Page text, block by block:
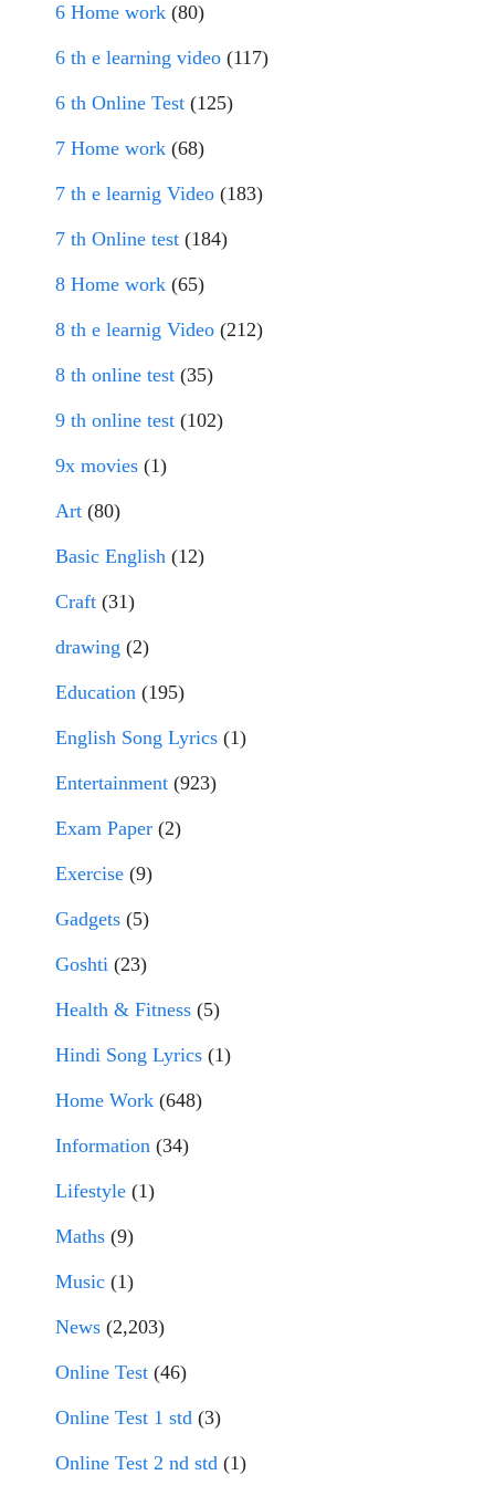
6 Home work (80)
6 th e learning video (117)
6 th Online Test (125)
7 Home work (68)
7 th e learnig Video (183)
7 th Online test (184)
8 Home work (65)
8 th e learnig Video (212)
8 th online test (35)
9 th online test (102)
9x movies (1)
Art (80)
Basic English (12)
Craft (31)
drawing (2)
Education (195)
English Song Lyrics (1)
Entertainment (923)
Exam Paper (2)
Exercise (9)
Gadgets (5)
Goshti (23)
Health & Fitness (5)
Hindi Song Lyrics (1)
Home Work (648)
Information (34)
Lifestyle (1)
Maths (9)
Music (1)
News (2,203)
Online Test (46)
Online Test 1 std (3)
Online Test 2 nd std (1)